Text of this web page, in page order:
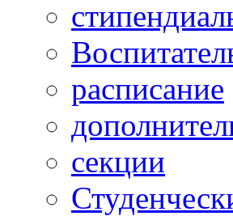
расписание
секции